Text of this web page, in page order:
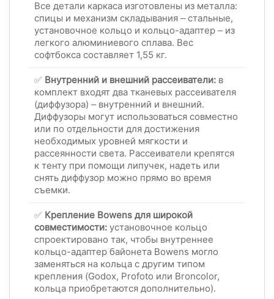
Все детали каркаса изготовлены из металла:
спицы и механизм складывания – стальные,
установочное кольцо и кольцо-адаптер – из
легкого алюминиевого сплава. Вес
софтбокса составляет 1,55 кг.
✅ Внутренний и внешний рассеиватели: в
комплект входят два тканевых рассеивателя
(диффузора) – внутренний и внешний.
Диффузоры могут использоваться совместно
или по отдельности для достижения
необходимых уровней мягкости и
рассеянности света. Рассеиватели крепятся
к тенту при помощи липучек, надеть или
снять диффузор можно прямо во время
съемки.
✅ Крепление Bowens для широкой
совместимости: установочное кольцо
спроектировано так, чтобы внутреннее
кольцо-адаптер байонета Bowens могло
заменяться на кольца с другим типом
крепления (Godox, Profoto или Broncolor,
кольца приобретаются дополнительно).